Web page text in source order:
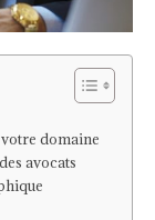
domaine
avocats